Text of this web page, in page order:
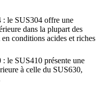
: le SUS304 offre une
dans la plupart des
conditions acides et riches
: le SUS410 présente une
à celle du SUS630,